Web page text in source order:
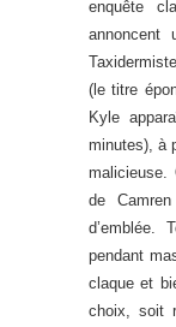
enquête
annoncent
(le titre
Kyle
minutes), à
malicieuse.
de
d’emblée.
pendant
claque et
choix, soit